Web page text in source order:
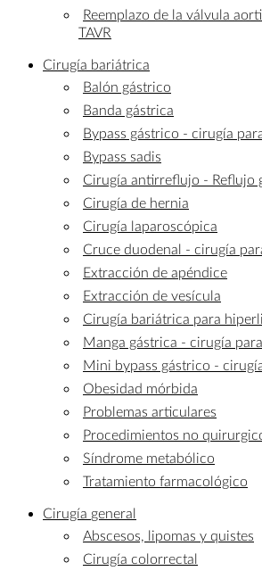
Reemplazo de la válvula
TAVR
Cirugía bariátrica
Balón gástrico
Banda gástrica
Bypass gástrico - cirugía
Bypass sadis
Cirugía antirreflujo - Reflujo
Cirugía de hernia
Cirugía laparoscópica
Cruce duodenal - cirugía
Extracción de apéndice
Extracción de vesícula
Cirugía bariátrica para
Manga gástrica - cirugía
Mini bypass gástrico -
Obesidad mórbida
Problemas articulares
Procedimientos no
Síndrome metabólico
Tratamiento farmacológico
Cirugía general
Abscesos, lipomas y quistes
Cirugía colorrectal